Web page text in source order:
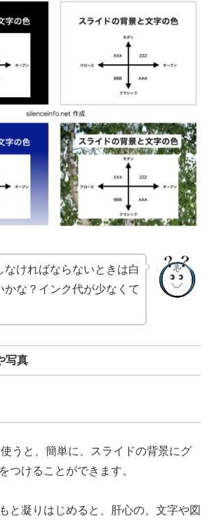
なければならないときは白
かな？インク代が少なくて
写真
うと、簡単に、スライドの背景にグ
つけることができます。
と凝りはじめると、肝心の、文字や図